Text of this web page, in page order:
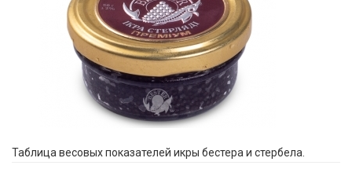
Таблица весовых показателей икры бестера и стербела.